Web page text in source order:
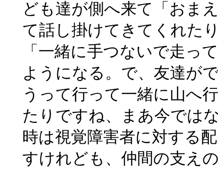
ども達が側へ来て「おま
て話し掛けてきてくれた
「一緒に手つないで走っ
ようになる。で、友達が
うって行って一緒に山へ
たりですね、まあ今では
時は視覚障害者に対する
すけれども、仲間の支え